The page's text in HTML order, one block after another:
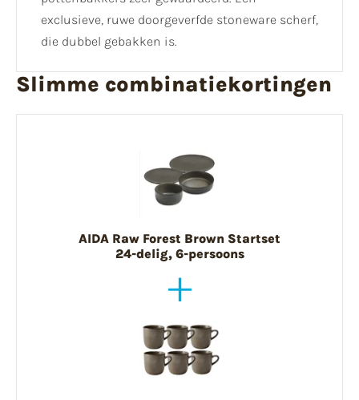
exclusieve, ruwe doorgeverfde stoneware scherf,
die dubbel gebakken is.
Slimme combinatiekortingen
AIDA Raw Forest Brown Startset
24-delig, 6-persoons